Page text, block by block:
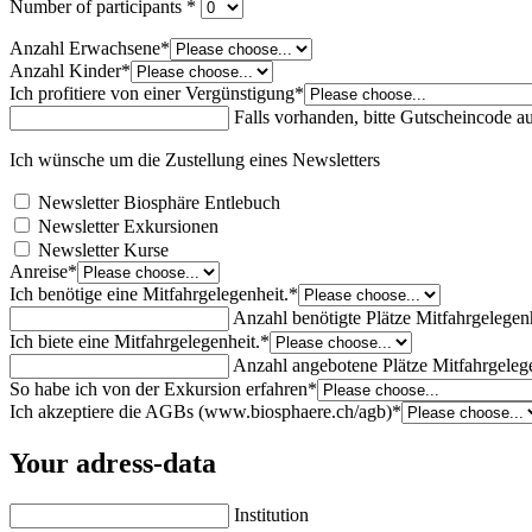
Number of participants *
Anzahl Erwachsene*
Anzahl Kinder*
Ich profitiere von einer Vergünstigung*
Falls vorhanden, bitte Gutscheincode
Ich wünsche um die Zustellung eines Newsletters
Newsletter Biosphäre Entlebuch
Newsletter Exkursionen
Newsletter Kurse
Anreise*
Ich benötige eine Mitfahrgelegenheit.*
Anzahl benötigte Plätze
Ich biete eine Mitfahrgelegenheit.*
Anzahl angebotene Plätze
So habe ich von der Exkursion erfahren*
Ich akzeptiere die AGBs (www.biosphaere.ch/agb)*
Your adress-data
Institution